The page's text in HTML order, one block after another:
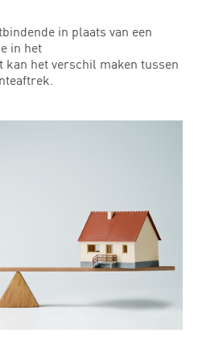
in plaats van een
in het
kan het verschil maken tussen